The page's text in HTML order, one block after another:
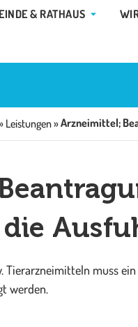
& RATHAUS ÖFFNE
Leistungen»
Tierarzneimitteln muss
werden.